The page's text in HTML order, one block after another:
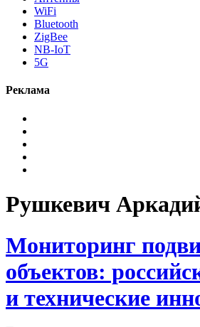
WiFi
Bluetooth
ZigBee
NB-IoT
5G
Реклама
Рушкевич
Мониторинг
объектов:
и технические